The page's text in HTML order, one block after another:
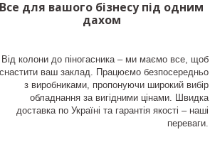
Все для вашого бізнесу під одним
дахом
Від колони до піногасника – ми маємо все, щоб
ваш заклад. Працюємо безпосередньо
з виробниками, пропонуючи широкий вибір
обладнання за вигідними цінами. Швидка
доставка по Україні та гарантія якості – наші
переваги.